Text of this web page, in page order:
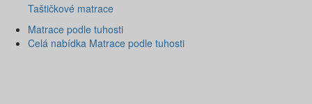
Taštičkové matrace
Matrace podle tuhosti
Celá nabídka Matrace podle tuhosti